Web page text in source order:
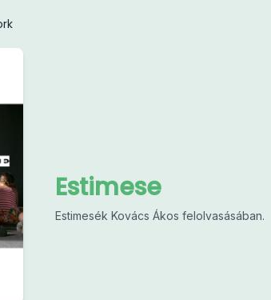
Estimese
Estimesék Kovács Ákos felolvasásában.